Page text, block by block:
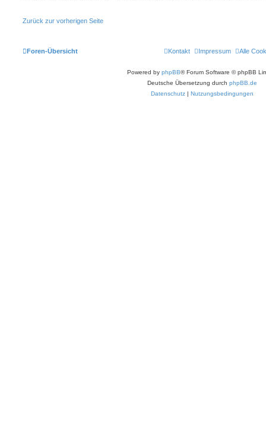
Zurück zur vorherigen Seite
Foren-Übersicht Alle
Impressum
Kontakt
Powered by phpBB® Forum Software © phpBB
Deutsche Übersetzung durch phpBB.de
Datenschutz | Nutzungsbedingungen